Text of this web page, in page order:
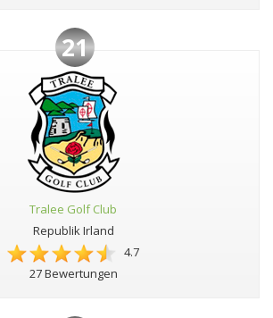
21
Tralee Golf Club
Republik Irland
4.7
27 Bewertungen